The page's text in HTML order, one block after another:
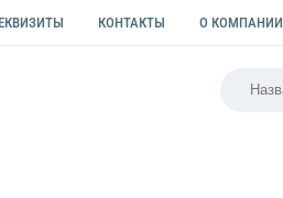
КОНТАКТЫ О КОМПАНИИ